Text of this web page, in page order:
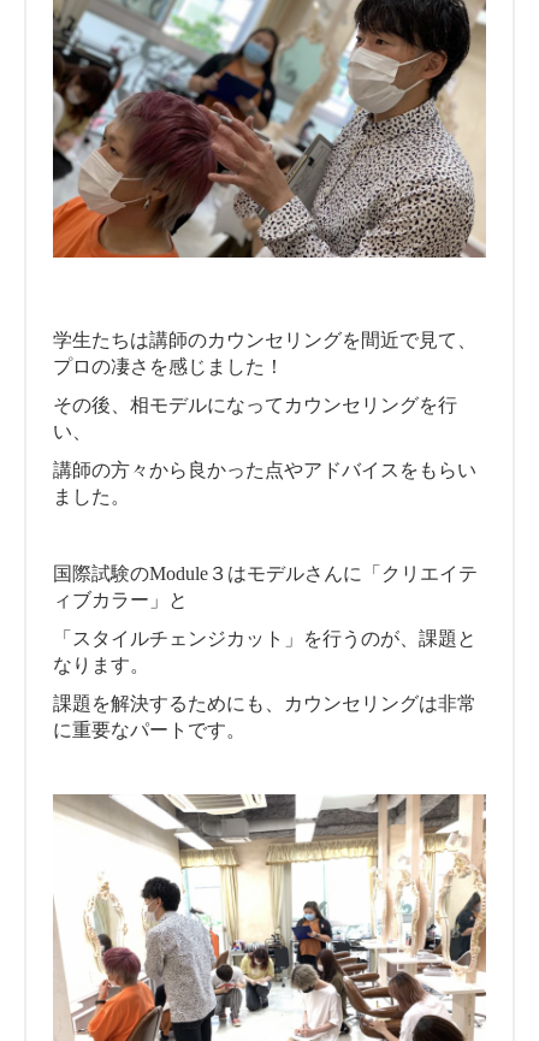
学生たちは講師のカウンセリングを間近で見て、
プロの凄さを感じました！
その後、相モデルになってカウンセリングを行
い、
講師の方々から良かった点やアドバイスをもらい
ました。
国際試験のModule３はモデルさんに「クリエイテ
ィブカラー」と
「スタイルチェンジカット」を行うのが、課題と
なります。
課題を解決するためにも、カウンセリングは非常
に重要なパートです。